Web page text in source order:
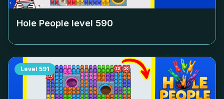
Hole People level 590
Level 591